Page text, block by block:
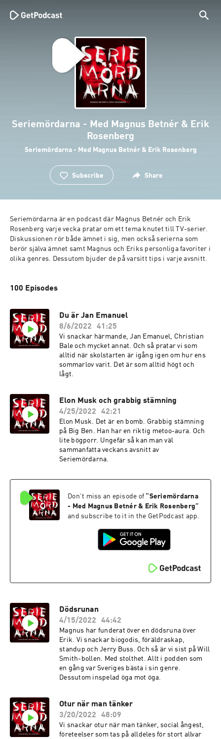
Seriemördarna - Med Magnus Betnér & Erik
Rosenberg
Seriemördarna - Med Magnus Betnér & Erik Rosenberg
Subscribe Share
Seriemördarna är en podcast där Magnus Betnér och Erik
Rosenberg varje vecka pratar om ett tema knutet till TV-serier.
Diskussionen rör både ämnet i sig, men också serierna som
berör själva ämnet samt Magnus och Eriks personliga favoriter i
olika genres. Dessutom bjuder de på varsitt tips i varje avsnitt.
100 Episodes
Du är Jan Emanuel
8/6/2022
41:25
Vi snackar härmande, Jan Emanuel, Christian
Bale och mycket annat. Och så pratar vi som
alltid när skolstarten är igång igen om hur ens
sommarlov varit. Det är som alltid högt och
lågt.
Elon Musk och grabbig stämning
4/25/2022
42:21
Elon Musk. Det är en bomb. Grabbig stämning
på Big Ben. Han har en riktig metoo-aura. Och
lite bögporr. Ungefär så kan man väl
sammanfatta veckans avsnitt av
Seriemördarna.
Don't miss an episode of “Seriemördarna
- Med Magnus Betnér & Erik Rosenberg”
and subscribe to it in the GetPodcast app.
Dödsrunan
4/15/2022
44:42
Magnus har funderat över en dödsruna över
Erik. Vi snackar biogodis, föräldraskap,
standup och Jerry Buss. Och så är vi sist på Will
Smith-bollen. Med stolthet. Allt i podden som
en gång var Sveriges bästa i sin genre.
Dessutom inspelad öga mot öga.
Otur när man tänker
3/20/2022
48:09
Vi snackar otur när man tänker, social ångest,
företeelser som tas på alldeles för stort allvar